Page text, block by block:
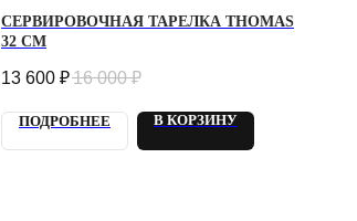
СЕРВИРОВОЧНАЯ ТАРЕЛКА THOMAS
32 СМ
13 600 ₽16 000 ₽
ПОДРОБНЕЕ В КОРЗИНУ